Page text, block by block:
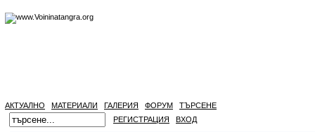
АКТУАЛНО МАТЕРИАЛИ ГАЛЕРИЯ ФОРУМ
ТЪРСЕНЕ
РЕГИСТРАЦИЯ
ВХОД